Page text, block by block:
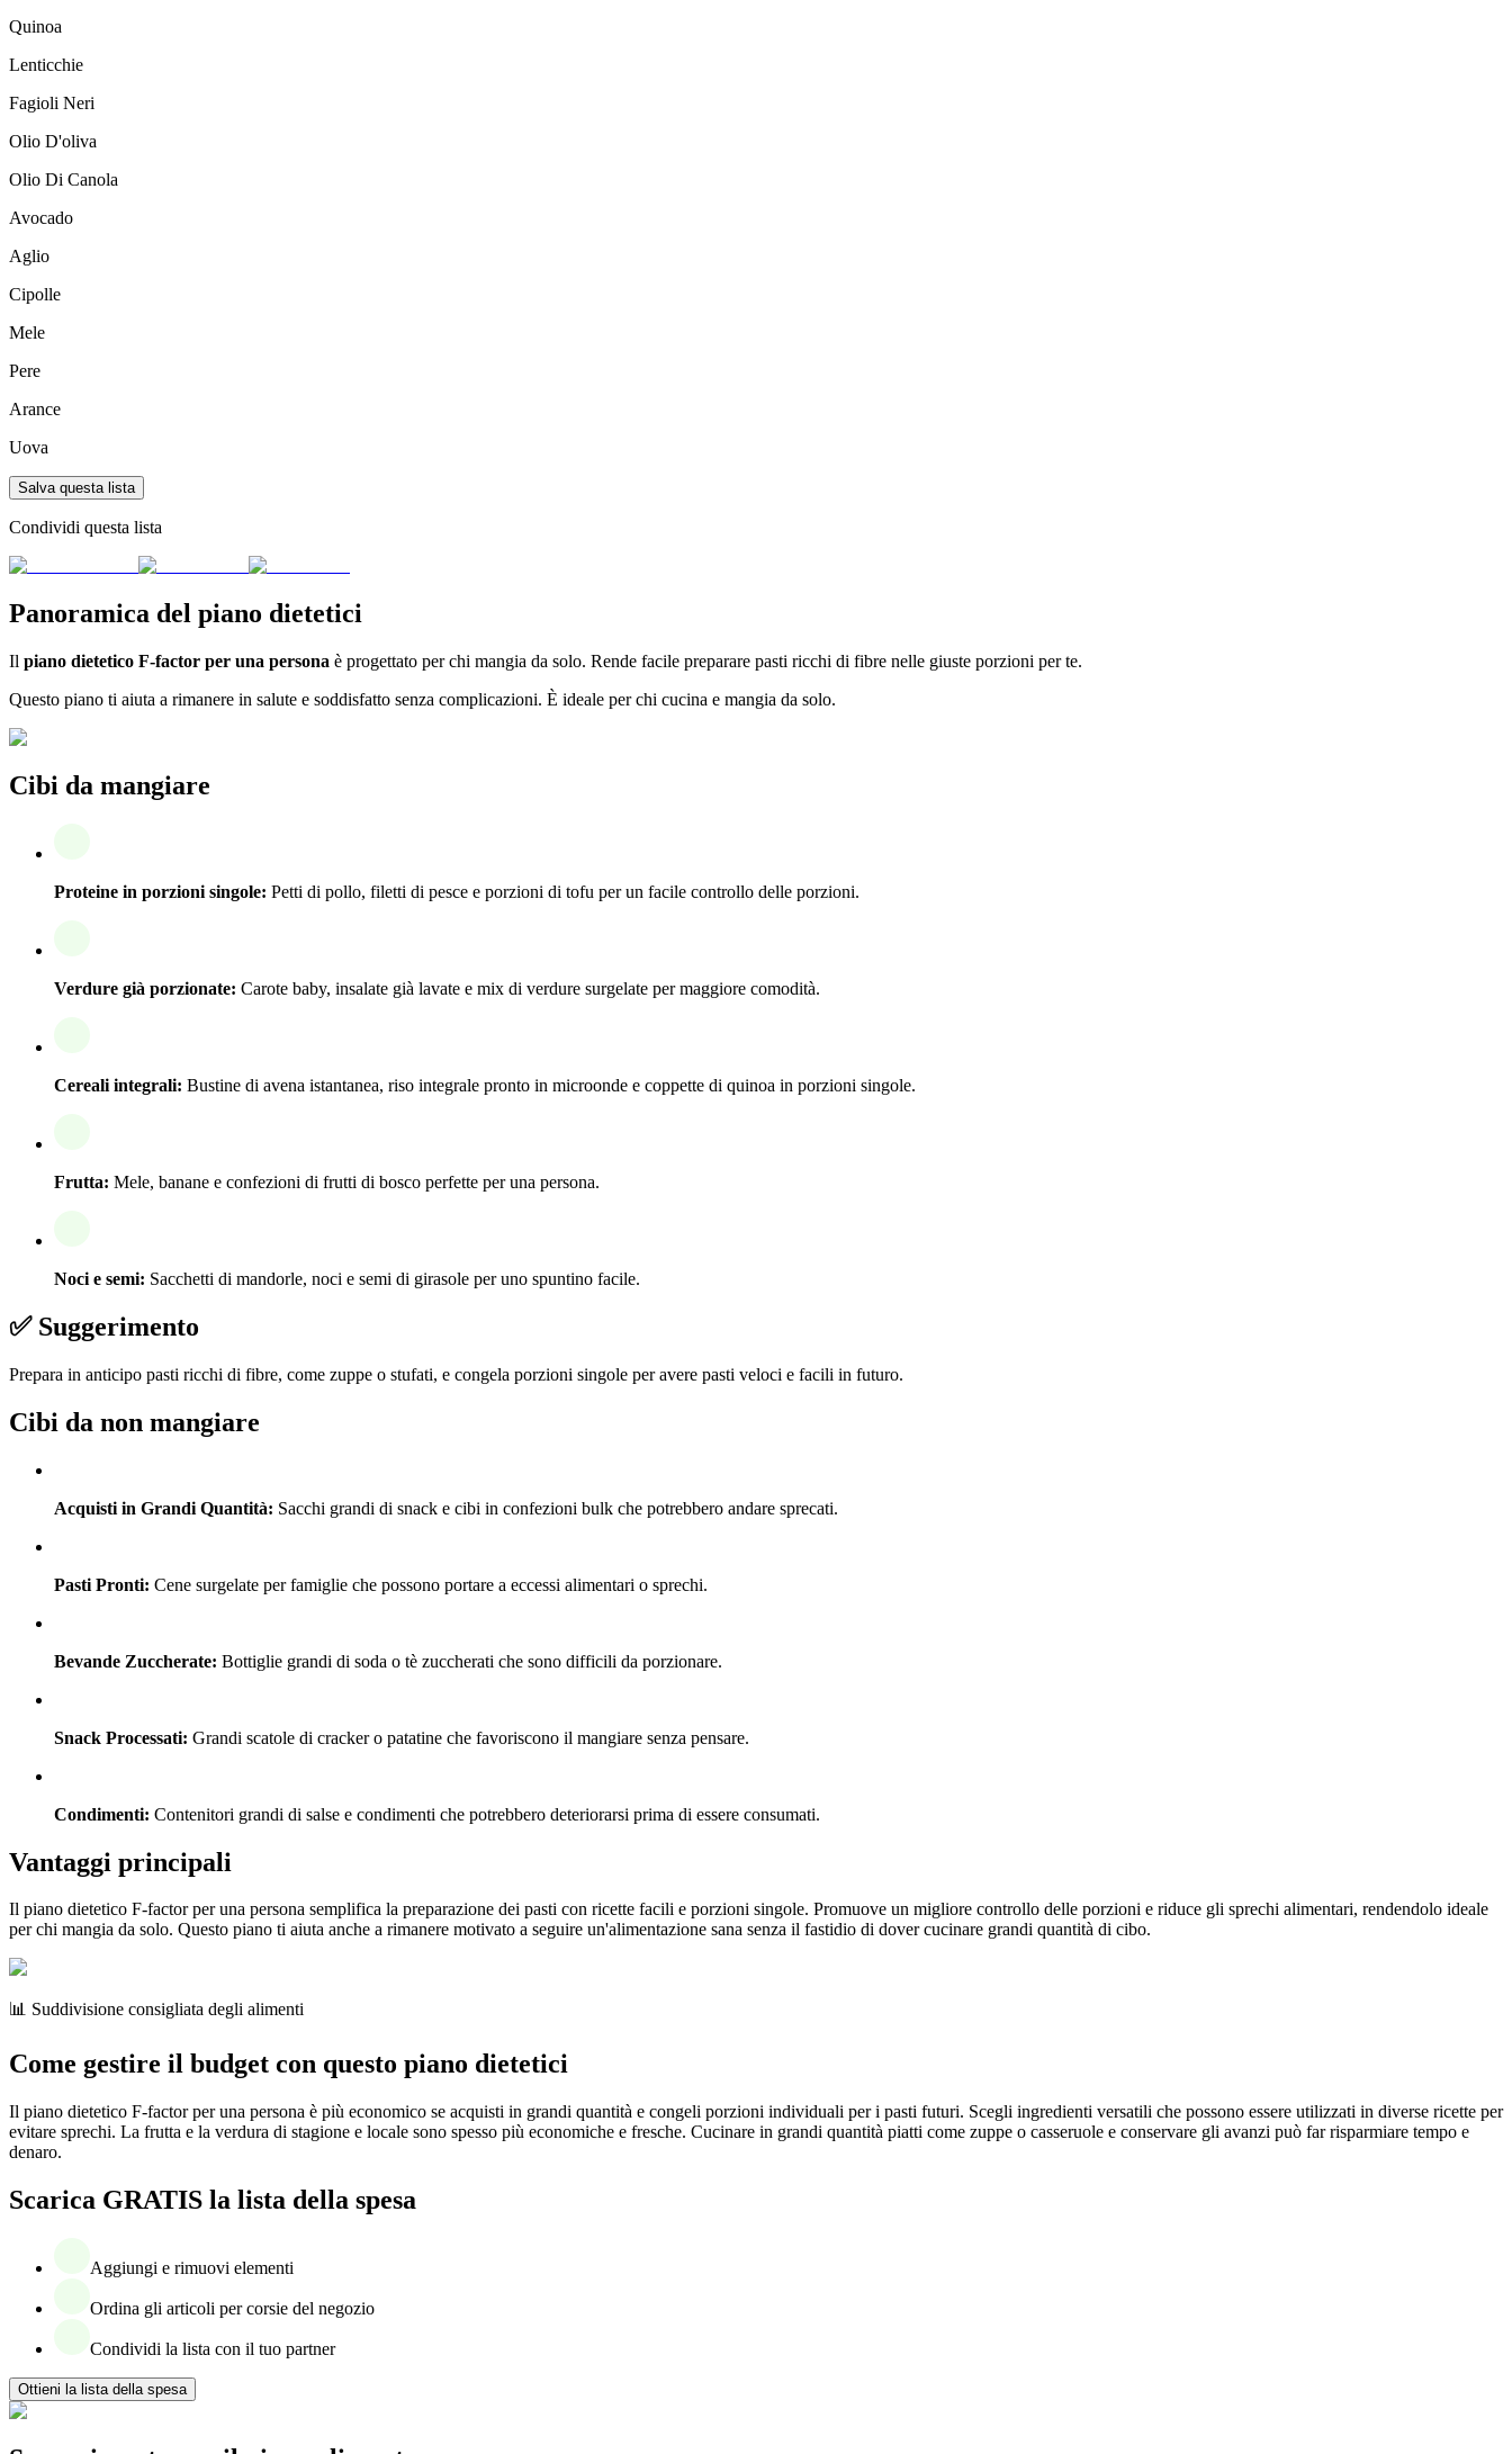
Quinoa
Lenticchie
Fagioli Neri
Olio D'oliva
Olio Di Canola
Avocado
Aglio
Cipolle
Mele
Pere
Arance
Uova
Salva questa lista
Condividi questa lista
Panoramica del piano dietetici
Il piano dietetico F-factor per una persona è progettato per chi mangia da solo. Rende facile preparare pasti ricchi di fibre nelle giuste porzioni per te.
Questo piano ti aiuta a rimanere in salute e soddisfatto senza complicazioni. È ideale per chi cucina e mangia da solo.
Cibi da mangiare
Proteine in porzioni singole: Petti di pollo, filetti di pesce e porzioni di tofu per un facile controllo delle porzioni.
Verdure già porzionate: Carote baby, insalate già lavate e mix di verdure surgelate per maggiore comodità.
Cereali integrali: Bustine di avena istantanea, riso integrale pronto in microonde e coppette di quinoa in porzioni singole.
Frutta: Mele, banane e confezioni di frutti di bosco perfette per una persona.
Noci e semi: Sacchetti di mandorle, noci e semi di girasole per uno spuntino facile.
✅ Suggerimento
Prepara in anticipo pasti ricchi di fibre, come zuppe o stufati, e congela porzioni singole per avere pasti veloci e facili in futuro.
Cibi da non mangiare
Acquisti in Grandi Quantità: Sacchi grandi di snack e cibi in confezioni bulk che potrebbero andare sprecati.
Pasti Pronti: Cene surgelate per famiglie che possono portare a eccessi alimentari o sprechi.
Bevande Zuccherate: Bottiglie grandi di soda o tè zuccherati che sono difficili da porzionare.
Snack Processati: Grandi scatole di cracker o patatine che favoriscono il mangiare senza pensare.
Condimenti: Contenitori grandi di salse e condimenti che potrebbero deteriorarsi prima di essere consumati.
Vantaggi principali
Il piano dietetico F-factor per una persona semplifica la preparazione dei pasti con ricette facili e porzioni singole. Promuove un migliore controllo delle porzioni e riduce gli sprechi alimentari, rendendolo ideale
per chi mangia da solo. Questo piano ti aiuta anche a rimanere motivato a seguire un'alimentazione sana senza il fastidio di dover cucinare grandi quantità di cibo.
📊 Suddivisione consigliata degli alimenti
Come gestire il budget con questo piano dietetici
Il piano dietetico F-factor per una persona è più economico se acquisti in grandi quantità e congeli porzioni individuali per i pasti futuri. Scegli ingredienti versatili che possono essere utilizzati in diverse ricette per
evitare sprechi. La frutta e la verdura di stagione e locale sono spesso più economiche e fresche. Cucinare in grandi quantità piatti come zuppe o casseruole e conservare gli avanzi può far risparmiare tempo e
denaro.
Scarica GRATIS la lista della spesa
Aggiungi e rimuovi elementi
Ordina gli articoli per corsie del negozio
Condividi la lista con il tuo partner
Ottieni la lista della spesa